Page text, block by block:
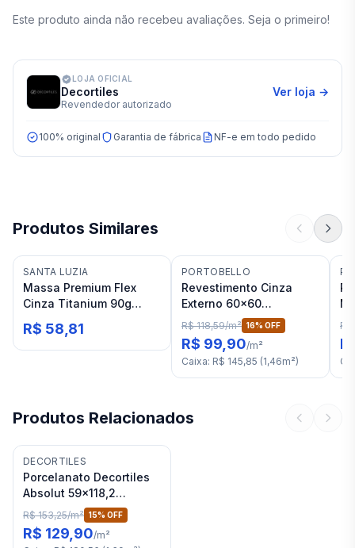
Este produto ainda não recebeu avaliações. Seja o primeiro!
LOJA OFICIAL
Decortiles
Revendedor autorizado
Ver loja →
100% original Garantia de fábrica NF-e em todo pedido
Produtos Similares
SANTA LUZIA
Massa Premium Flex
Cinza Titanium 90g
Santa Luzia
R$ 58,81
PORTOBELLO
Revestimento Cinza
Externo 60x60
Portobello Freedom Bold
"A"
R$ 118,59/m² 16% OFF
R$ 99,90/m²
Caixa: R$ 145,85 (1,46m²)
R$
Produtos Relacionados
DECORTILES
Porcelanato Decortiles
Absolut 59x118,2
Acetinado (1.39m2
/caixa)
R$ 153,25/m² 15% OFF
R$ 129,90/m²